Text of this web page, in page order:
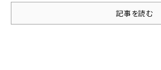
記事を読む